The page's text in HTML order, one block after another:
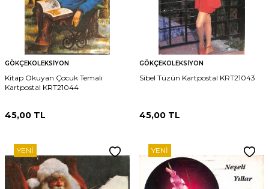
GÖKÇEKOLEKSIYON
Kitap Okuyan Çocuk Temalı
Kartpostal KRT21044
45,00 TL
GÖKÇEKOLEKSIYON
Sibel Tüzün Kartpostal KRT21043
45,00 TL
YENI YENI